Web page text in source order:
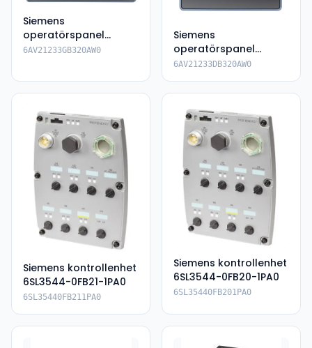
Siemens
operatörspanel
6AV2123-3GB32-
6AV21233GB320AW0
Siemens
operatörspanel
6AV2123-3DB32-0AW0
6AV21233DB320AW0
Siemens kontrollenhet
6SL3544-0FB21-1PA0
6SL35440FB211PA0
Siemens kontrollenhet
6SL3544-0FB20-1PA0
6SL35440FB201PA0